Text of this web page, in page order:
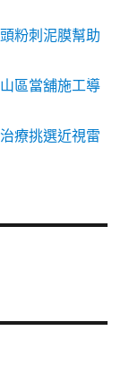
粉刺泥膜幫助
區當舖施工導
療挑選近視雷